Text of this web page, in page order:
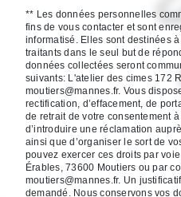
** Les données personnelles
fins de vous contacter et sont
informatisé. Elles sont destinées
traitants dans le seul but de
données collectées seront
suivants: L'atelier des cimes 172
moutiers@mannes.fr. Vous
rectification, d’effacement, de
de retrait de votre consentement
d’introduire une réclamation
ainsi que d’organiser le sort de
pouvez exercer ces droits par
Érables, 73600 Moutiers ou par
moutiers@mannes.fr. Un
demandé. Nous conservons vos